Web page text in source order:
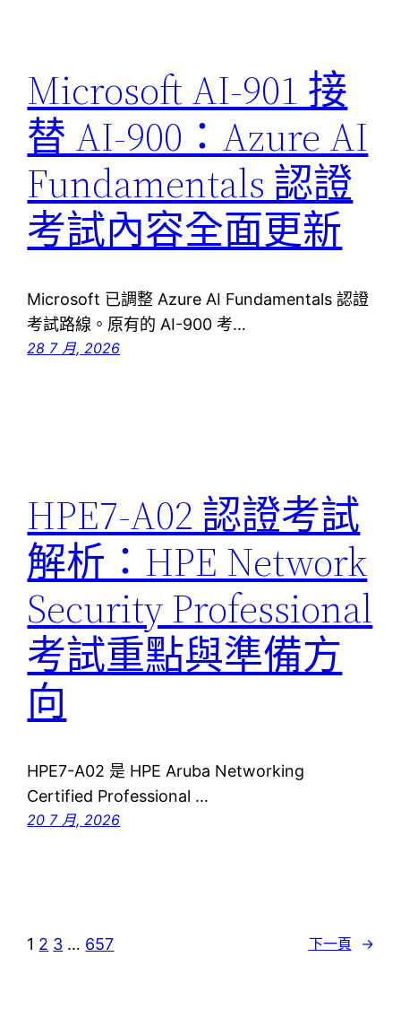
Microsoft AI-901 接
替 AI-900：Azure AI
Fundamentals 認證
考試內容全面更新
Microsoft 已調整 Azure AI Fundamentals 認證
考試路線。原有的 AI-900 考…
28 7 月, 2026
HPE7-A02 認證考試
解析：HPE Network
Security Professional
考試重點與準備方
向
HPE7-A02 是 HPE Aruba Networking
Certified Professional …
20 7 月, 2026
1 2 3 … 657 下一頁 →